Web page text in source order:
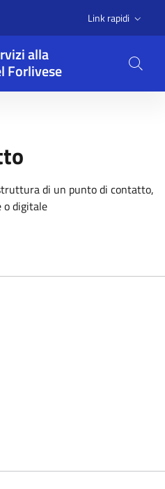
Link rapidi
alla
Forlivese
di un punto di contatto,
o digitale